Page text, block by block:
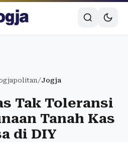
/Jogja
Tak Toleransi
Tanah Kas
di DIY